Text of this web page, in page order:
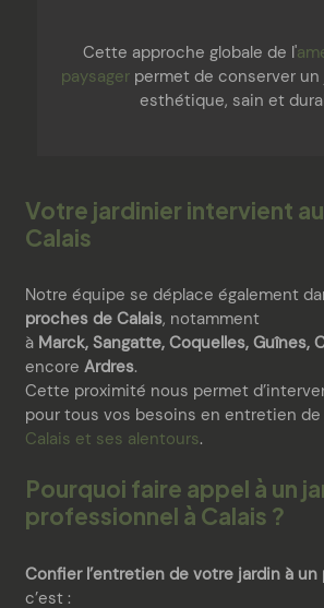
Cette approche globale de l'
paysager permet de conserver un
esthétique, sain et
Votre jardinier intervient
Calais
Notre équipe se déplace également
proches de Calais, notamment
à Marck, Sangatte, Coquelles, Guînes,
encore Ardres.
Cette proximité nous permet
pour tous vos besoins en entretien
Calais et ses alentours.
Pourquoi faire appel à un
professionnel à Calais ?
Confier l’entretien de votre jardin à
c’est :